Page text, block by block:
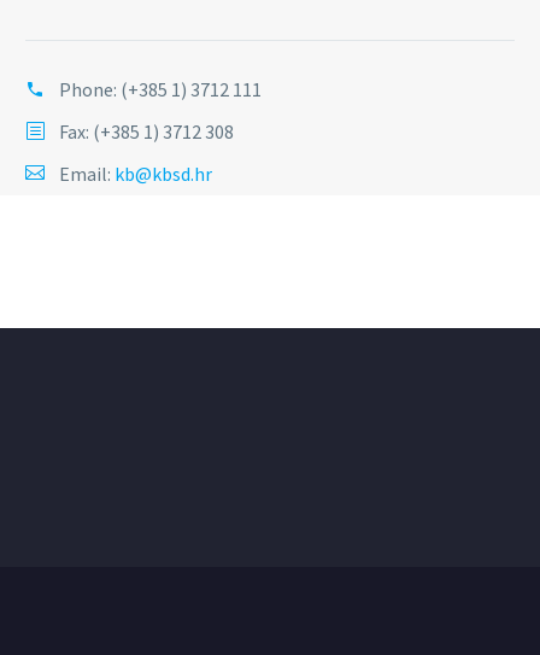
Phone: (+385 1) 3712 111
Fax: (+385 1) 3712 308
Email: kb@kbsd.hr